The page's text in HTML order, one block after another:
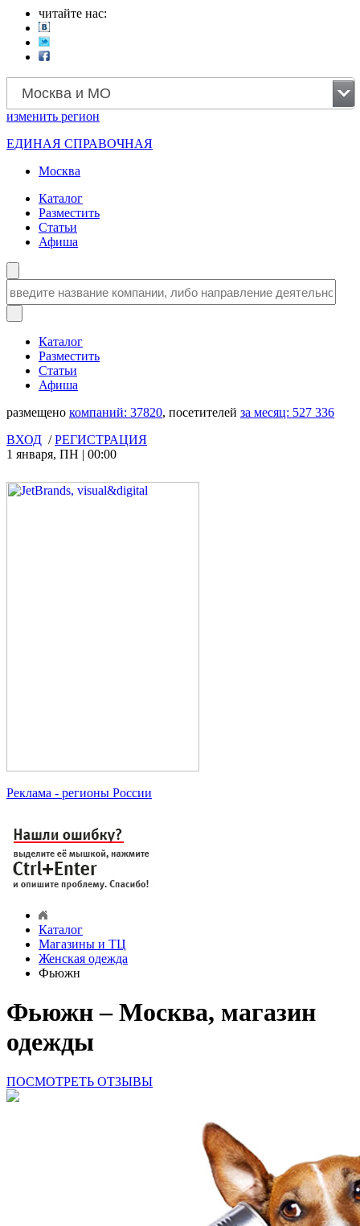
читайте нас:
Москва и МО
изменить регион
ЕДИНАЯ СПРАВОЧНАЯ
Москва
Каталог
Разместить
Статьи
Афиша
Каталог
Разместить
Статьи
Афиша
размещено компаний: 37820, посетителей за месяц: 527 336
ВХОД /РЕГИСТРАЦИЯ
1 января, ПН | 00:00
Реклама - регионы России
Каталог
Магазины и ТЦ
Женская одежда
Фьюжн
Фьюжн – Москва, магазин
одежды
ПОСМОТРЕТЬ ОТЗЫВЫ